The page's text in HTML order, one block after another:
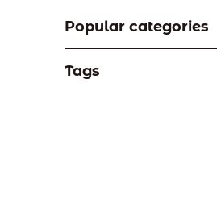
Popular categories
Tags